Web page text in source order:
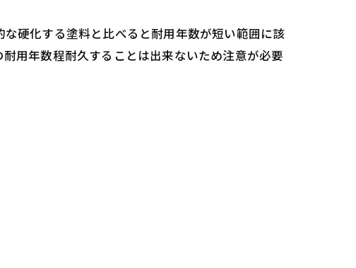
硬化する塗料と比べると耐用年数が短い範囲に該
用年数程耐久することは出来ないため注意が必要